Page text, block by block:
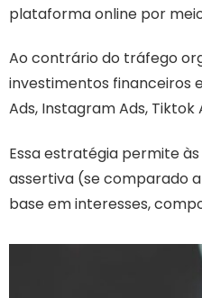
plataforma online por
Ao contrário do tráfego
investimentos financeiros
Ads, Instagram Ads, Tiktok
Essa estratégia permite
assertiva (se comparado
base em interesses,